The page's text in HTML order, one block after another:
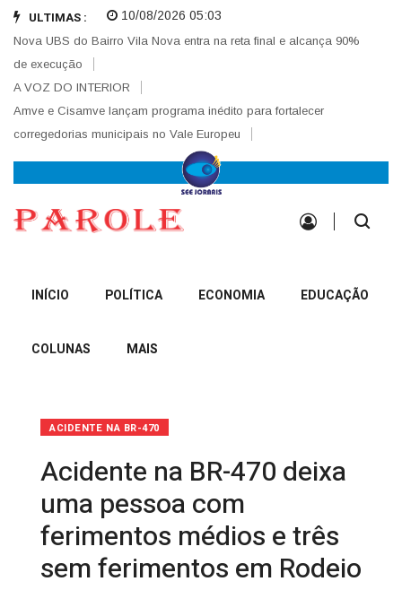
ULTIMAS :
Nova UBS do Bairro Vila Nova entra na reta final e alcança 90%
de execução
A VOZ DO INTERIOR
Amve e Cisamve lançam programa inédito para fortalecer
corregedorias municipais no Vale Europeu
10/08/2026 05:03
INÍCIO POLÍTICA ECONOMIA EDUCAÇÃO
COLUNAS MAIS
ACIDENTE NA BR-470
Acidente na BR-470 deixa
uma pessoa com
ferimentos médios e três
sem ferimentos em Rodeio